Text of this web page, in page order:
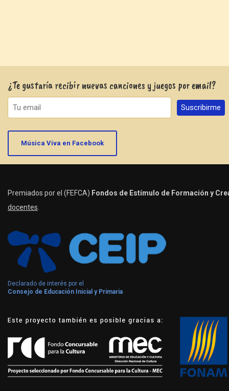
¿Te gustaría recibir nuevas canciones y juegos por email?
Música Viva en Facebook
Premiados por el (FEFCA) Fondos de Estímulo de Formación y
docentes
Declarado de interés por el
Consejo de Educación Inicial y Primaria